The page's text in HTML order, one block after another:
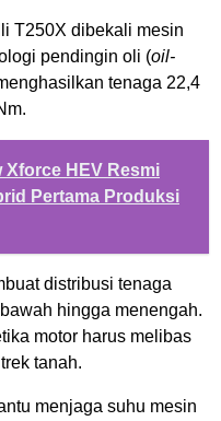
T250X dibekali mesin
pendingin oli (oil-
tenaga 22,4
Xforce HEV Resmi
Pertama Produksi
distribusi tenaga
hingga menengah.
motor harus melibas
tanah.
menjaga suhu mesin